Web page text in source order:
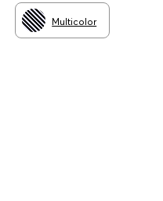
HOMBRE
Multicolor